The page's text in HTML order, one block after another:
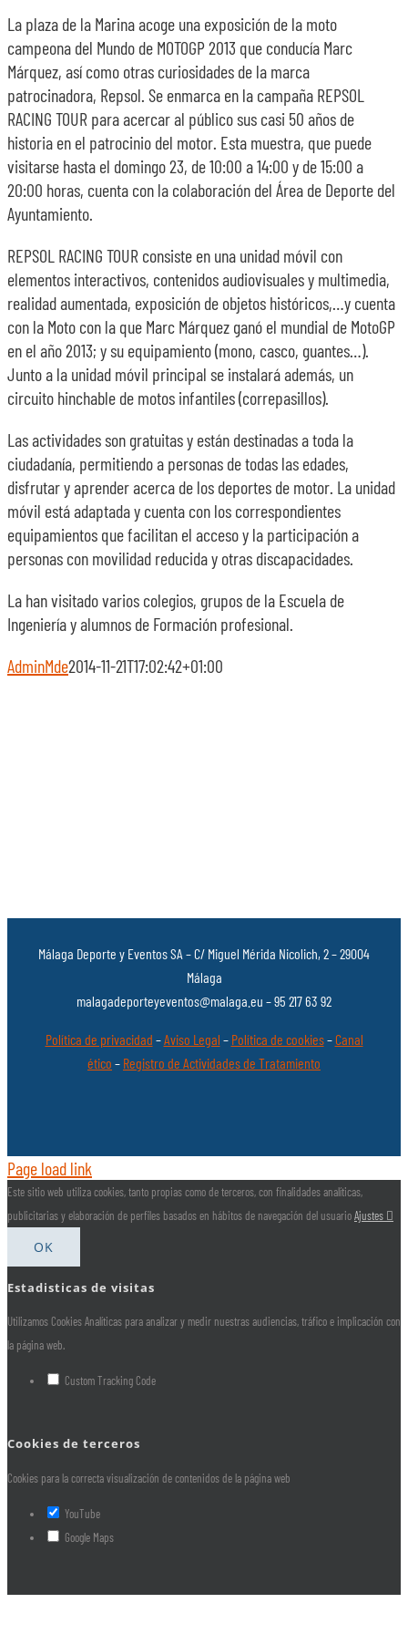
La plaza de la Marina acoge una exposición de la moto
campeona del Mundo de MOTOGP 2013 que conducía Marc
Márquez, así como otras curiosidades de la marca
patrocinadora, Repsol. Se enmarca en la campaña REPSOL
RACING TOUR para acercar al público sus casi 50 años de
historia en el patrocinio del motor. Esta muestra, que puede
visitarse hasta el domingo 23, de 10:00 a 14:00 y de 15:00 a
20:00 horas, cuenta con la colaboración del Área de Deporte del
Ayuntamiento.
REPSOL RACING TOUR consiste en una unidad móvil con
elementos interactivos, contenidos audiovisuales y multimedia,
realidad aumentada, exposición de objetos históricos,…y cuenta
con la Moto con la que Marc Márquez ganó el mundial de MotoGP
en el año 2013; y su equipamiento (mono, casco, guantes…).
Junto a la unidad móvil principal se instalará además, un
circuito hinchable de motos infantiles (correpasillos).
Las actividades son gratuitas y están destinadas a toda la
ciudadanía, permitiendo a personas de todas las edades,
disfrutar y aprender acerca de los deportes de motor. La unidad
móvil está adaptada y cuenta con los correspondientes
equipamientos que facilitan el acceso y la participación a
personas con movilidad reducida y otras discapacidades.
La han visitado varios colegios, grupos de la Escuela de
Ingeniería y alumnos de Formación profesional.
AdminMde2014-11-21T17:02:42+01:00
Málaga Deporte y Eventos SA – C/ Miguel Mérida Nicolich, 2 – 29004
Málaga
malagadeporteyeventos@malaga.eu – 95 217 63 92
Política de privacidad –Aviso Legal – Política de cookies–Canal
ético – Registro de Actividades de Tratamiento
Page load link
Este sitio web utiliza cookies, tanto propias como de terceros, con finalidades analíticas,
publicitarias y elaboración de perfiles basados en hábitos de navegación del usuarioAjustes
OK
Estadisticas de visitas
Utilizamos Cookies Analíticas para analizar y medir nuestras audiencias, tráfico e implicación con
la página web.
Custom Tracking Code
Cookies de terceros
Cookies para la correcta visualización de contenidos de la página web
YouTube
Google Maps